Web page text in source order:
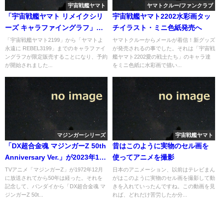
宇宙戦艦ヤマト
「宇宙戦艦ヤマト リメイクシリ
ーズ キャラファイングラフ」が
限定販売へ
「宇宙戦艦ヤマト2199」から「ヤマトよ
永遠に REBEL3199」までのキャラファイ
ングラフが限定販売することになり、予約
が開始されました...
ヤマトクルー/ファンクラブ
宇宙戦艦ヤマト2202水彩画タッ
チイラスト・ミニ色紙発売へ
ヤマトクルーからメールが着信！新グッズ
が発売されるの事でした。それは「宇宙戦
艦ヤマト2202愛の戦士たち」のキャラ達
をミニ色紙に水彩画で描い...
マジンガーシリーズ
「DX超合金魂 マジンガーZ 50th
Anniversary Ver.」が2023年12
月に発売へ
TVアニメ「マジンガーZ」が1972年12月
に放送されてから50年は経った。それを
記念して、バンダイから「DX超合金魂 マ
ジンガーZ 50t...
宇宙戦艦ヤマト
昔はこのように実物のセル画を
使ってアニメを撮影
日本のアニメーション、以前はテレビまん
がはこのように実物のセル画を撮影して動
きを入れていったんですね。この動画を見
れば、どれだけ苦労したか分...